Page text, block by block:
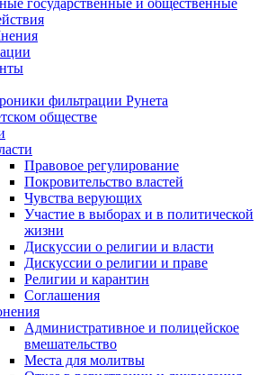
государственные и общественные
фильтрации Рунета
обществе
Правовое регулирование
Покровительство властей
Чувства верующих
Участие в выборах и в политической
жизни
Дискуссии о религии и власти
Дискуссии о религии и праве
Религии и карантин
Соглашения
Административное и полицейское
вмешательство
Места для молитвы